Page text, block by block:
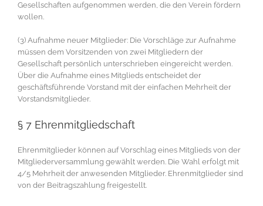
Gesellschaften aufgenommen werden, die den Verein fördern
wollen.
(3) Aufnahme neuer Mitglieder: Die Vorschläge zur Aufnahme
müssen dem Vorsitzenden von zwei Mitgliedern der
Gesellschaft persönlich unterschrieben eingereicht werden.
Über die Aufnahme eines Mitglieds entscheidet der
geschäftsführende Vorstand mit der einfachen Mehrheit der
Vorstandsmitglieder.
§ 7 Ehrenmitgliedschaft
Ehrenmitglieder können auf Vorschlag eines Mitglieds von der
Mitgliederversammlung gewählt werden. Die Wahl erfolgt mit
4/5 Mehrheit der anwesenden Mitglieder. Ehrenmitglieder sind
von der Beitragszahlung freigestellt.